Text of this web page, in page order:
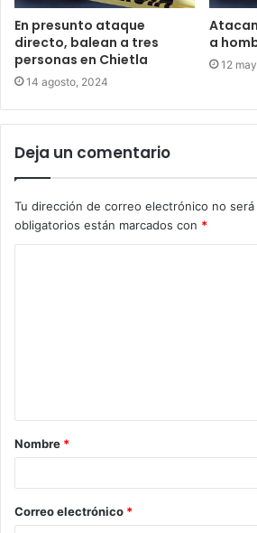
En presunto ataque
directo, balean a tres
personas en Chietla
14 agosto, 2024
a
12
Deja un comentario
Tu dirección de correo electrónico no será
obligatorios están marcados con *
Nombre *
Correo electrónico *